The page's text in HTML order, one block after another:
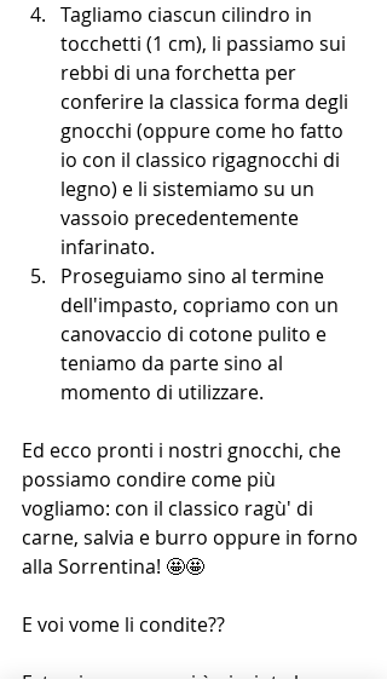
Tagliamo ciascun cilindro in
tocchetti (1 cm), li passiamo sui
rebbi di una forchetta per
conferire la classica forma degli
gnocchi (oppure come ho fatto
io con il classico rigagnocchi di
legno) e li sistemiamo su un
vassoio precedentemente
infarinato.
Proseguiamo sino al termine
dell'impasto, copriamo con un
canovaccio di cotone pulito e
teniamo da parte sino al
momento di utilizzare.
Ed ecco pronti i nostri gnocchi, che
possiamo condire come più
vogliamo: con il classico ragù' di
carne, salvia e burro oppure in forno
alla Sorrentina! 🤩🤩
E voi vome li condite??